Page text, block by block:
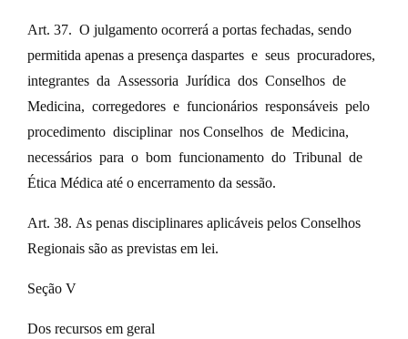
Art. 37. O julgamento ocorrerá a portas fechadas, sendo
permitida apenas a presença daspartes e seus procuradores,
integrantes da Assessoria Jurídica dos Conselhos de
Medicina, corregedores e funcionários responsáveis pelo
procedimento disciplinar nos Conselhos de Medicina,
necessários para o bom funcionamento do Tribunal de
Ética Médica até o encerramento da sessão.
Art. 38. As penas disciplinares aplicáveis pelos Conselhos
Regionais são as previstas em lei.
Seção V
Dos recursos em geral